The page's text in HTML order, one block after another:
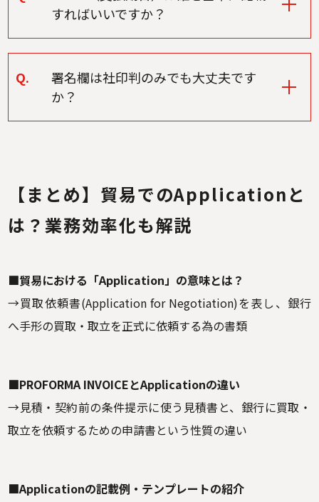
すればいいですか？
Q.
署名欄は社印判のみでも大丈夫です
か？
【まとめ】貿易でのApplicationと
は？業務効率化も解説
■貿易における「Application」の意味とは？
→買取依頼書(Application for Negotiation)を表し、銀行
へ手形の買取・取立を正式に依頼する為の書類
■PROFORMA INVOICEとApplicationの違い
→見積・契約前の条件提示に使う見積書と、銀行に買取・
取立を依頼するための申請書という性質の違い
■Applicationの記載例・テンプレートの紹介